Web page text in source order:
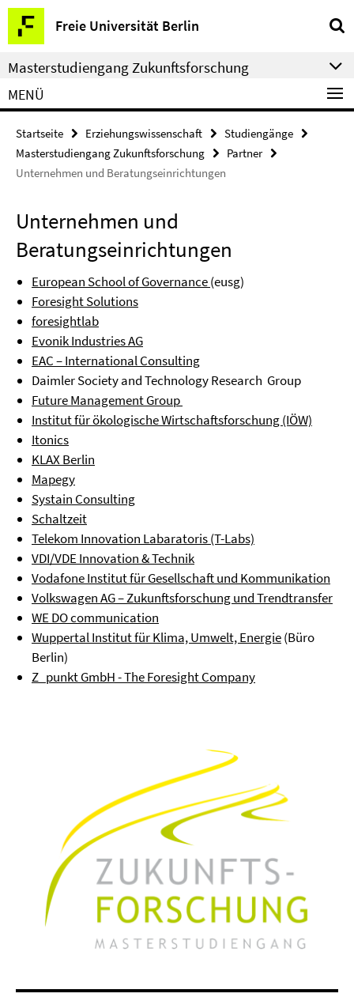
Springe
direkt
zu
Inhalt
Freie Universität Berlin
Service-
Navigation
Masterstudiengang Zukunftsforschung
MENÜ
Startseite Erziehungswissenschaft
Studiengänge
Masterstudiengang Zukunftsforschung
Partner
Unternehmen und Beratungseinrichtungen
Unternehmen und
Beratungseinrichtungen
European School of Governance(eusg)
Foresight Solutions
foresightlab
Evonik Industries AG
EAC – International Consulting
Daimler Society and Technology Research Group
Future Management Group
Institut für ökologische Wirtschaftsforschung (IÖW)
Itonics
KLAX Berlin
Mapegy
Systain Consulting
Schaltzeit
Telekom Innovation Labaratoris(T-Labs)
VDI/VDE Innovation & Technik
Vodafone Institut für Gesellschaft und Kommunikation
Volkswagen AG – Zukunftsforschung und Trendtransfer
WE DO communication
Wuppertal Institut für Klima, Umwelt, Energie(Büro
Berlin)
Z_punkt GmbH - The Foresight Company